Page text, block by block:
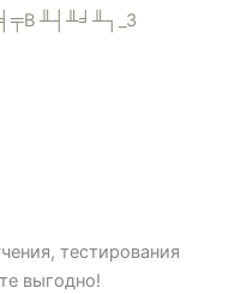
тестирования
выгодно!